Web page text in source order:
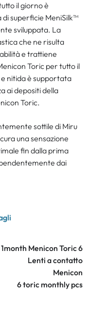
il giorno è
superficie MeniSilk™
sviluppata. La
che ne risulta
e trattiene
Toric per tutto il
nitida è supportata
ai depositi della
Toric.
sottile di Miru
una sensazione
fin dalla prima
dai
Menicon Toric 6
Lenti a contatto
Menicon
6 toric monthly pcs